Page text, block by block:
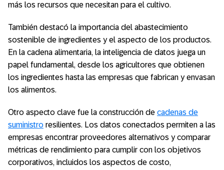
más los recursos que necesitan para el cultivo.
También destacó la importancia del abastecimiento
sostenible de ingredientes y el aspecto de los productos.
En la cadena alimentaria, la inteligencia de datos juega un
papel fundamental, desde los agricultores que obtienen
los ingredientes hasta las empresas que fabrican y envasan
los alimentos.
Otro aspecto clave fue la construcción de cadenas de
suministro resilientes. Los datos conectados permiten a las
empresas encontrar proveedores alternativos y comparar
métricas de rendimiento para cumplir con los objetivos
corporativos, incluidos los aspectos de costo,